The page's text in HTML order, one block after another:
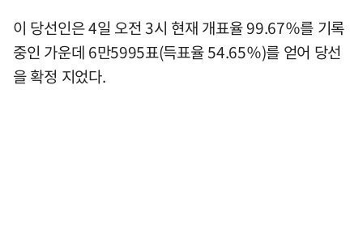
이 당선인은 4일 오전 3시 현재 개표율 99.67％를 기록
중인 가운데 6만5995표(득표율 54.65％)를 얻어 당선
을 확정 지었다.